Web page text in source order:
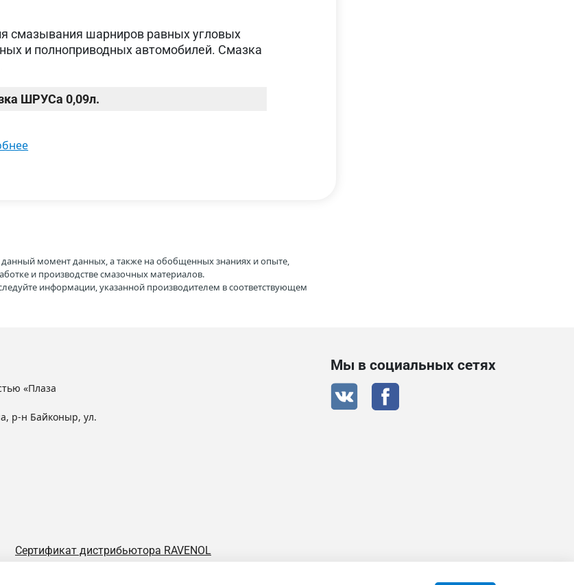
смазывания шарниров равных угловых
и полноприводных автомобилей. Смазка
ШРУСа 0,09л.
момент данных, а также на обобщенных знаниях и опыте,
и производстве смазочных материалов.
информации, указанной производителем в соответствующем
«Плаза
р-н Байконыр, ул.
Мы в социальных сетях
Сертификат дистрибьютора RAVENOL